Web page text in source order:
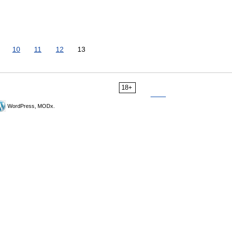
10 11 12 13
18+
WordPress, MODx.